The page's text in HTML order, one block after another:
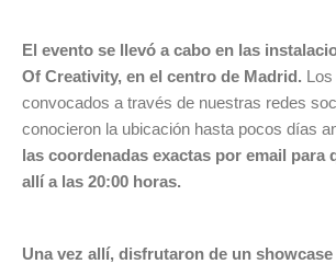
El evento se llevó a cabo en las
Of Creativity, en el centro de Madrid.
convocados a través de nuestras redes
conocieron la ubicación hasta pocos días
las coordenadas exactas por email para
allí a las 20:00 horas.
Una vez allí, disfrutaron de un